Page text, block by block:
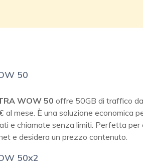
50
WOW 50 offre 50GB di traffico
al mese. È una soluzione economica
e chiamate senza limiti. Perfetta per
e desidera un prezzo contenuto.
50x2